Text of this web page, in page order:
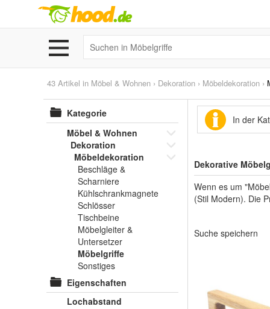
43 Artikel in Möbel & Wohnen › Dekoration › Möbeldekoration ›
Kategorie
Möbel & Wohnen
Dekoration
Möbeldekoration
Beschläge &
Scharniere
Kühlschrankmagnete
Schlösser
Tischbeine
Möbelgleiter &
Untersetzer
Möbelgriffe
Sonstiges
Eigenschaften
Lochabstand
In der
Dekorative
Wenn es um
(Stil Modern). Die
Suche speichern